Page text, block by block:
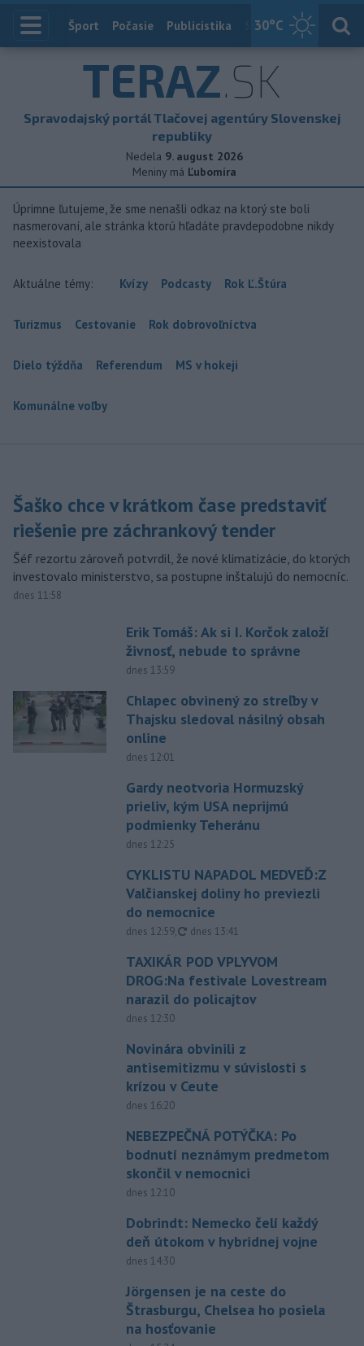
30°C
Index
Šport Počasie Publicistika Slovensko
TERAZ.SK
Spravodajský portál Tlačovej agentúry Slovenskej
republiky
Nedela 9. august 2026
Meniny má Ľubomíra
Úprimne ľutujeme, že sme nenašli odkaz na ktorý ste boli
nasmerovaní, ale stránka ktorú hľadáte pravdepodobne nikdy
neexistovala
Aktuálne témy: Kvízy Podcasty Rok Ľ.Štúra
Turizmus Cestovanie Rok dobrovoľníctva
Dielo týždňa Referendum MS v hokeji
Komunálne voľby
Šaško chce v krátkom čase predstaviť
riešenie pre záchrankový tender
Šéf rezortu zároveň potvrdil, že nové klimatizácie, do ktorých
investovalo ministerstvo, sa postupne inštalujú do nemocníc.
dnes 11:58
Erik Tomáš: Ak si I. Korčok založí
živnosť, nebude to správne
dnes 13:59
Chlapec obvinený zo streľby v
Thajsku sledoval násilný obsah
online
dnes 12:01
Gardy neotvoria Hormuzský
prieliv, kým USA neprijmú
podmienky Teheránu
dnes 12:25
CYKLISTU NAPADOL MEDVEĎ:Z
Valčianskej doliny ho previezli
do nemocnice
dnes 12:59, aktualizované
dnes 13:41
TAXIKÁR POD VPLYVOM
DROG:Na festivale Lovestream
narazil do policajtov
dnes 12:30
Novinára obvinili z
antisemitizmu v súvislosti s
krízou v Ceute
dnes 16:20
NEBEZPEČNÁ POTÝČKA: Po
bodnutí neznámym predmetom
skončil v nemocnici
dnes 12:10
Dobrindt: Nemecko čelí každý
deň útokom v hybridnej vojne
dnes 14:30
Jörgensen je na ceste do
Štrasburgu, Chelsea ho posiela
na hosťovanie